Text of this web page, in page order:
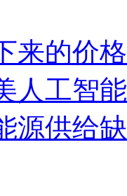
来的价
人工智
源供给